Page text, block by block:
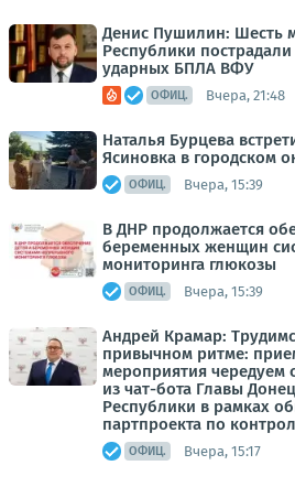
Денис Пушилин: Шесть
Республики пострадали
ударных БПЛА ВФУ
ОФИЦ. Вчера, 21:48
Наталья Бурцева
Ясиновка в городском
ОФИЦ. Вчера, 15:39
В ДНР продолжается
беременных женщин
мониторинга глюкозы
ОФИЦ. Вчера, 15:39
Андрей Крамар:
привычном ритме:
мероприятия чередуем
из чат-бота Главы
Республики в рамках
партпроекта по
ОФИЦ. Вчера, 15:17